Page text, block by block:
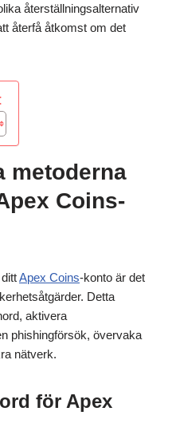
återställningsalternativ
återfå åtkomst om det
metoderna
Coins-
Apex Coins-konto är det
Detta
aktivera
phishingförsök, övervaka
nätverk.
för Apex